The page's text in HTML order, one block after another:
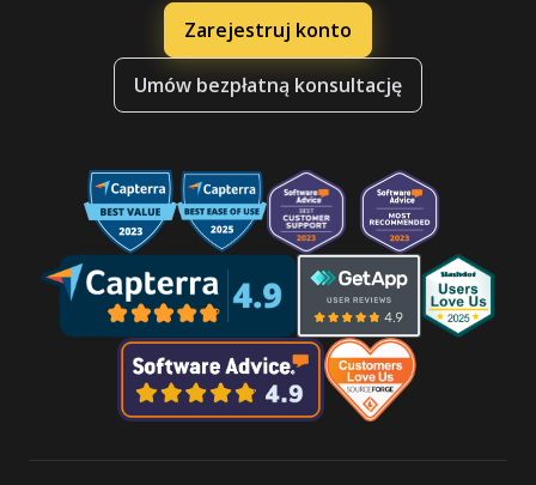
Zarejestruj konto
Umów bezpłatną konsultację